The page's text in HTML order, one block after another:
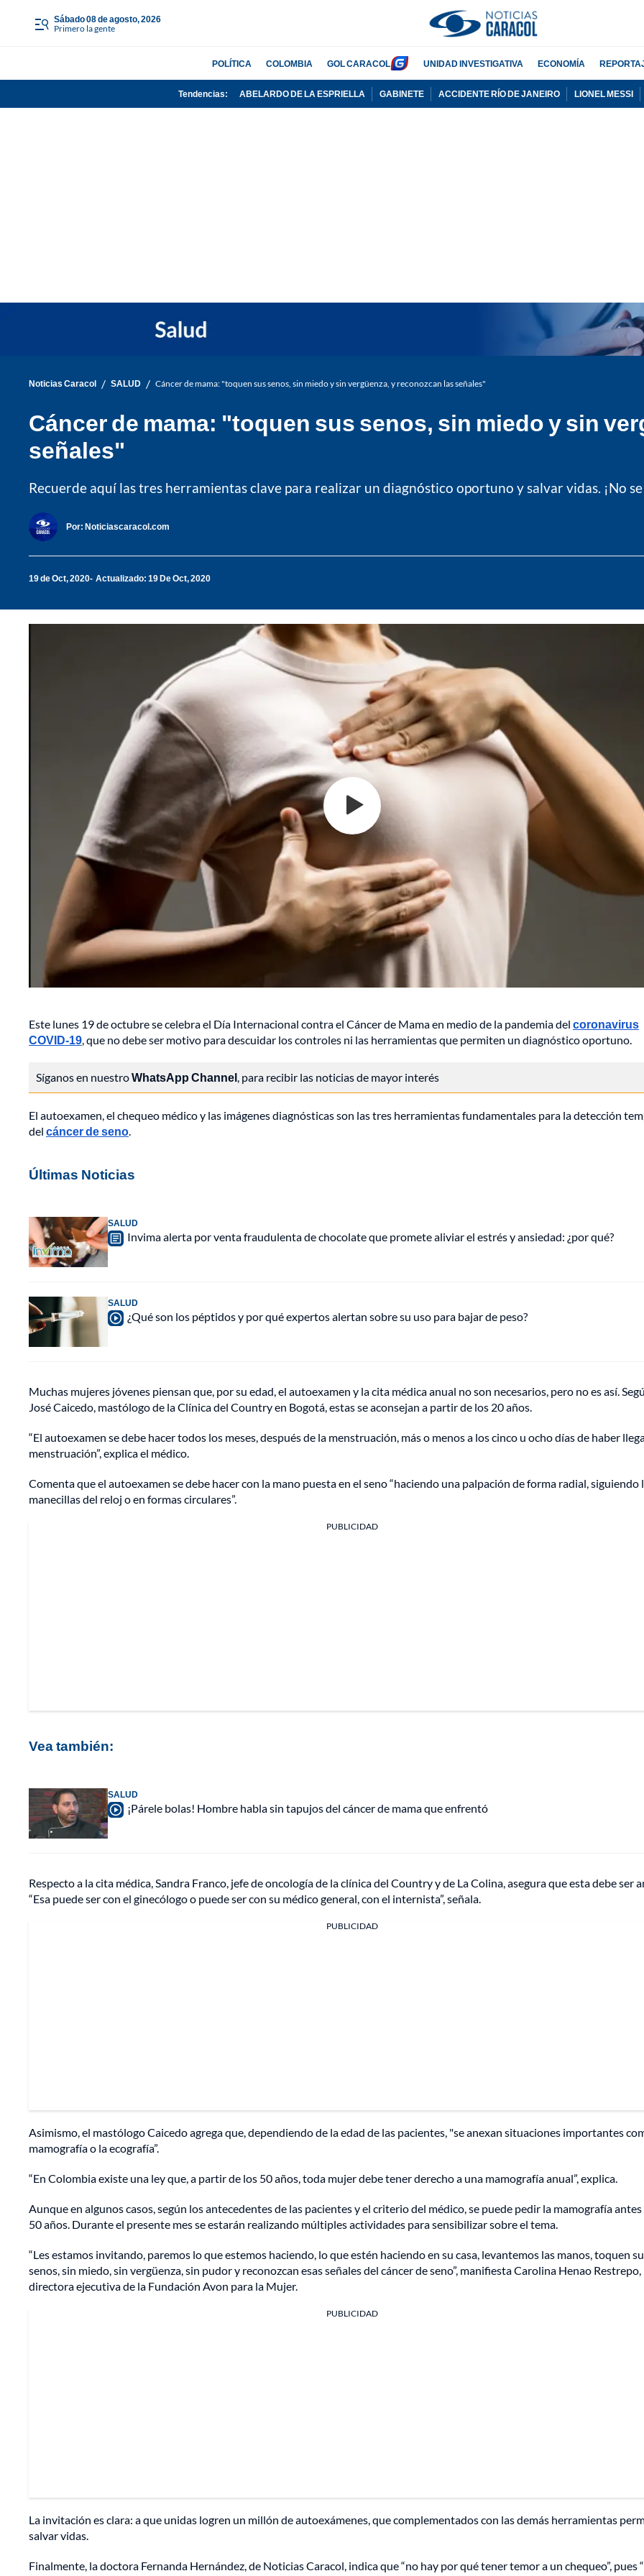
sábado 08 de agosto, 2026
Primero la gente
POLÍTICA COLOMBIA GOL CARACOL UNIDAD INVESTIGATIVA ECONOMÍA
Tendencias: ABELARDO DE LA ESPRIELLA GABINETE ACCIDENTE RÍO DE JANEIRO LIONEL MESSI
Noticias Caracol / SALUD / Cáncer de mama: "toquen sus senos, sin miedo y sin vergüenza, y reconozcan las señales"
Cáncer de mama: "toquen sus senos, sin miedo y sin
señales"
Recuerde aquí las tres herramientas clave para realizar un diagnóstico oportuno y salvar vidas. ¡No
Por: Noticiascaracol.com
19 de Oct, 2020 Actualizado: 19 De Oct, 2020
Este lunes 19 de octubre se celebra el Día Internacional contra el Cáncer de Mama en medio de la pandemia del coronavirus
COVID-19, que no debe ser motivo para descuidar los controles ni las herramientas que permiten un diagnóstico oportuno.
Síganos en nuestroWhatsApp Channel, para recibir las noticias de mayor interés
El autoexamen, el chequeo médico y las imágenes diagnósticas son las tres herramientas fundamentales para la detección
del cáncer de seno.
Últimas Noticias
SALUD
Invima alerta por venta fraudulenta de chocolate que promete aliviar el estrés y ansiedad: ¿por qué?
SALUD
¿Qué son los péptidos y por qué expertos alertan sobre su uso para bajar de peso?
Muchas mujeres jóvenes piensan que, por su edad, el autoexamen y la cita médica anual no son necesarios, pero no es así.
José Caicedo, mastólogo de la Clínica del Country en Bogotá, estas se aconsejan a partir de los 20 años.
“El autoexamen se debe hacer todos los meses, después de la menstruación, más o menos a los cinco u ocho días de haber
menstruación”, explica el médico.
Comenta que el autoexamen se debe hacer con la mano puesta en el seno “haciendo una palpación de forma radial, siguiendo
manecillas del reloj o en formas circulares”.
PUBLICIDAD
Vea también:
SALUD
¡Párele bolas! Hombre habla sin tapujos del cáncer de mama que enfrentó
Respecto a la cita médica, Sandra Franco, jefe de oncología de la clínica del Country y de La Colina, asegura que esta debe ser
“Esa puede ser con el ginecólogo o puede ser con su médico general, con el internista”, señala.
PUBLICIDAD
Asimismo, el mastólogo Caicedo agrega que, dependiendo de la edad de las pacientes, "se anexan situaciones importantes
mamografía o la ecografía”.
“En Colombia existe una ley que, a partir de los 50 años, toda mujer debe tener derecho a una mamografía anual”, explica.
Aunque en algunos casos, según los antecedentes de las pacientes y el criterio del médico, se puede pedir la mamografía antes
50 años. Durante el presente mes se estarán realizando múltiples actividades para sensibilizar sobre el tema.
“Les estamos invitando, paremos lo que estemos haciendo, lo que estén haciendo en su casa, levantemos las manos, toquen
senos, sin miedo, sin vergüenza, sin pudor y reconozcan esas señales del cáncer de seno”, manifiesta Carolina Henao Restrepo,
directora ejecutiva de la Fundación Avon para la Mujer.
PUBLICIDAD
La invitación es clara: a que unidas logren un millón de autoexámenes, que complementados con las demás herramientas
salvar vidas.
Finalmente, la doctora Fernanda Hernández, de Noticias Caracol, indica que “no hay por qué tener temor a un chequeo”, pues